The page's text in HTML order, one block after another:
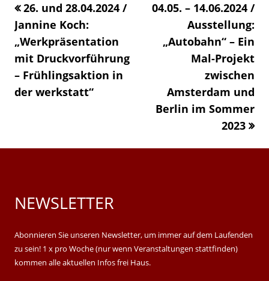
window
window
windownew
26. und 28.04.2024 /
Jannine Koch:
„Werkpräsentation
mit Druckvorführung
– Frühlingsaktion in
der werkstatt“
04.05. – 14.06.2024 /
Ausstellung:
„Autobahn“ – Ein
Mal-Projekt
zwischen
Amsterdam und
Berlin im Sommer
2023
Main
Sidebar
NEWSLETTER
Abonnieren Sie unseren Newsletter, um immer auf dem Laufenden
zu sein! 1 x pro Woche (nur wenn Veranstaltungen stattfinden)
kommen alle aktuellen Infos frei Haus.